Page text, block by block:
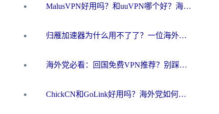
MalusVPN好用吗？和uuVPN哪个好？海外党无缝访问国内资源的真实对比与选择指南
归雁加速器为什么用不了了？一位海外游子的真实困惑与技术解答
海外党必看：回国免费VPN推荐？别踩坑！教你选对加速器无缝刷国内资源
ChickCN和GoLink好用吗？海外党如何选对回国加速器